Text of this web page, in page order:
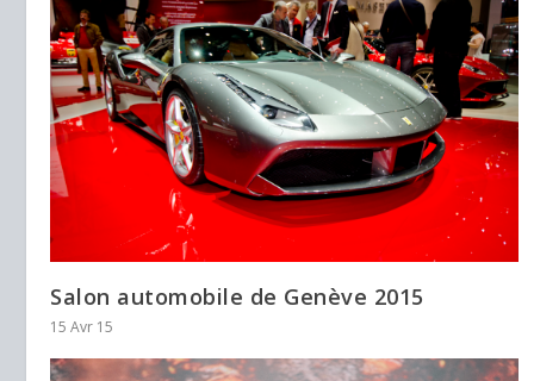
Salon automobile de Genève 2015
15 Avr 15